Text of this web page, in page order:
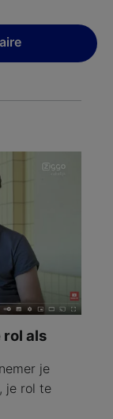
rol als
je
je rol te